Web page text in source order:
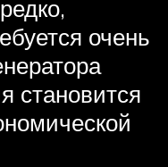
очень
становится